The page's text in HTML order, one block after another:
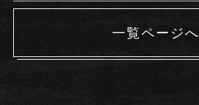
一覧ページへ